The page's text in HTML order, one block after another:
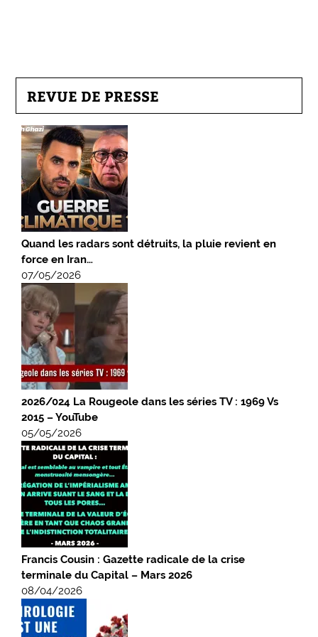
REVUE DE PRESSE
Quand les radars sont détruits, la pluie revient en
force en Iran…
07/05/2026
2026/024 La Rougeole dans les séries TV : 1969 Vs
2015 – YouTube
05/05/2026
Francis Cousin : Gazette radicale de la crise
terminale du Capital – Mars 2026
08/04/2026